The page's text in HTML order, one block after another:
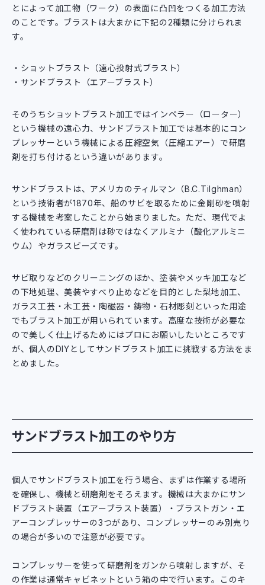
とによって加工物（ワーク）の表面に凸凹をつくる加工方法
のことです。ブラストは大まかに下記の2種類に分けられま
す。
ショットブラスト（遠心投射式ブラスト）
サンドブラスト（エアーブラスト）
そのうちショットブラスト加工ではインペラー（ローター）
という機械の遠心力、サンドブラスト加工では基本的にコン
プレッサーという機械による圧縮空気（圧縮エアー）で研磨
剤を打ち付けるという違いがあります。
サンドブラストは、アメリカのティルマン（B.C.Tilghman）
という技術者が1870年、船のサビを取るために金剛砂を噴射
する機械を考案したことから始まりました。ただ、現代でよ
く使われている研磨剤は砂ではなくアルミナ（酸化アルミニ
ウム）やガラスビーズです。
サビ取りなどのクリーニングのほか、塗装やメッキ加工など
の下地処理、美装やすべり止めなどを目的とした梨地加工、
ガラス工芸・木工芸・陶磁器・鋳物・石材彫刻といった用途
でもブラスト加工が用いられています。高度な技術が必要な
ので美しく仕上げるためにはプロにお願いしたいところです
が、個人のDIYとしてサンドブラスト加工に挑戦する方法をま
とめました。
サンドブラスト加工のやり方
個人でサンドブラスト加工を行う場合、まずは作業する場所
を確保し、機械と研磨剤をそろえます。機械は大まかにサン
ドブラスト装置（エアーブラスト装置）・ブラストガン・エ
アーコンプレッサーの3つがあり、コンプレッサーのみ別売り
の場合が多いので注意が必要です。
コンプレッサーを使って研磨剤をガンから噴射しますが、そ
の作業は通常キャビネットという箱の中で行います。このキ